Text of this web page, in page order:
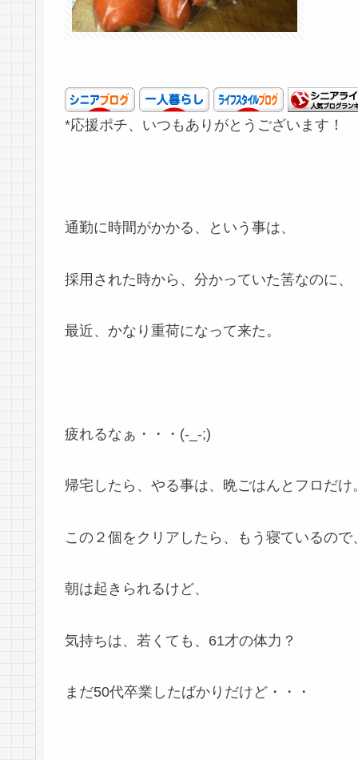
*応援ポチ、いつもありがとうございます！
通勤に時間がかかる、という事は、
採用された時から、分かっていた筈なのに、
最近、かなり重荷になって来た。
疲れるなぁ・・・(-_-;)
帰宅したら、やる事は、晩ごはんとフロだけ
この２個をクリアしたら、もう寝ているので
朝は起きられるけど、
気持ちは、若くても、61才の体力？
まだ50代卒業したばかりだけど・・・